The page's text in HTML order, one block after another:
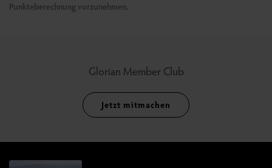
Punkteberechnung vorzunehmen.
Glorian Member Club
Jetzt mitmachen